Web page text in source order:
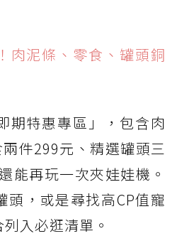
肉泥條、零食、罐頭銅
期特惠專區」，包含肉
件299元、精選罐頭三
能再玩一次夾娃娃機。
頭，或是尋找高CP值寵
入必逛清單。